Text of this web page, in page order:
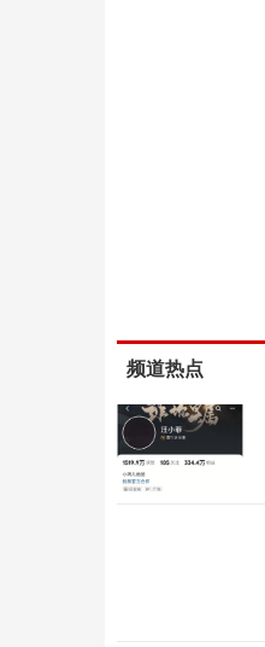
频道热点